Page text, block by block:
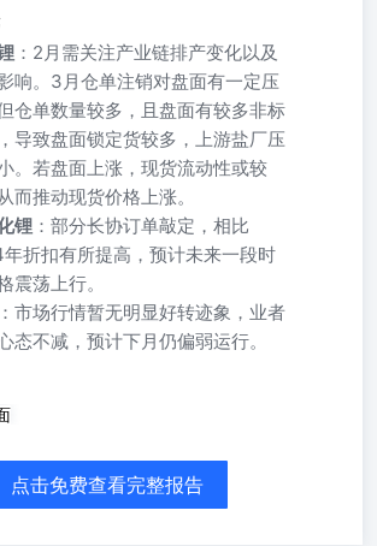
：2月需关注产业链排产变化以及
响。3月仓单注销对盘面有一定压
仓单数量较多，且盘面有较多非标
导致盘面锁定货较多，上游盐厂压
。若盘面上涨，现货流动性或较
而推动现货价格上涨。
锂 ：部分长协订单敲定，相比
折扣有所提高，预计未来一段时
震荡上行。
：市场行情暂无明显好转迹象，业者
态不减，预计下月仍偏弱运行。
源&有色组 策略摘要 研究员 碳酸锂期货：截至1
捷021-60827968chensijie@htfc.com从业资格
手，持仓量为222388手，较前一交易日减少
点击免费查看完整报告